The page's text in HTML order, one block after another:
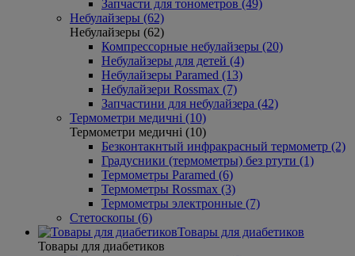
Запчасти для тонометров (49)
Небулайзеры (62)
Небулайзеры (62)
Компрессорные небулайзеры (20)
Небулайзеры для детей (4)
Небулайзеры Paramed (13)
Небулайзери Rossmax (7)
Запчастини для небулайзера (42)
Термометри медичні (10)
Термометри медичні (10)
Безконтакнтый инфракрасный термометр (2)
Градусники (термометры) без ртути (1)
Термометры Paramed (6)
Термометры Rossmax (3)
Термометры электронные (7)
Стетоскопы (6)
Товары для диабетиков
Товары для диабетиков